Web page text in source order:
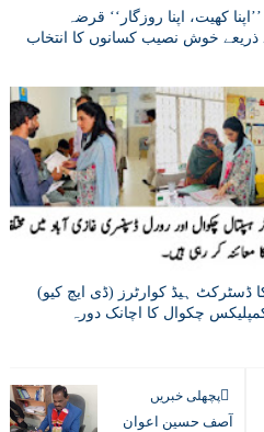
کھیت، اپنا روزگار‘‘ قرضہ
ذریعے خوش نصیب کسانوں کا انتخاب
ڈسٹرکٹ ہیڈ کوارٹرز (ڈی ایچ کیو)
چکوال کا اچانک دورہ
پچھلی خبریں
آصف حسین اعوان